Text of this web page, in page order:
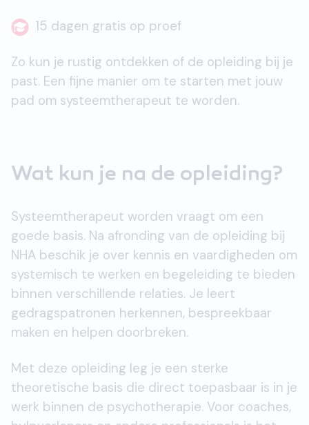
15 dagen gratis op proef
Zo kun je rustig ontdekken of de opleiding bij je
past. Een fijne manier om te starten met jouw
pad om systeemtherapeut te worden.
Wat kun je na de opleiding?
Systeemtherapeut worden vraagt om een
goede basis. Na afronding van de opleiding bij
NHA beschik je over kennis en vaardigheden om
systemisch te werken en begeleiding te bieden
binnen verschillende relaties. Je leert
gedragspatronen herkennen, bespreekbaar
maken en helpen doorbreken.
Met deze opleiding leg je een sterke
theoretische basis die direct toepasbaar is in je
werk binnen de psychotherapie. Voor coaches,